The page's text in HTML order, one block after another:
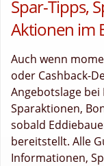
Spar-Tipps,
Aktionen im
Auch wenn
oder Cashback-
Angebotslage
Sparaktionen,
sobald
bereitstellt. Alle
Informationen,